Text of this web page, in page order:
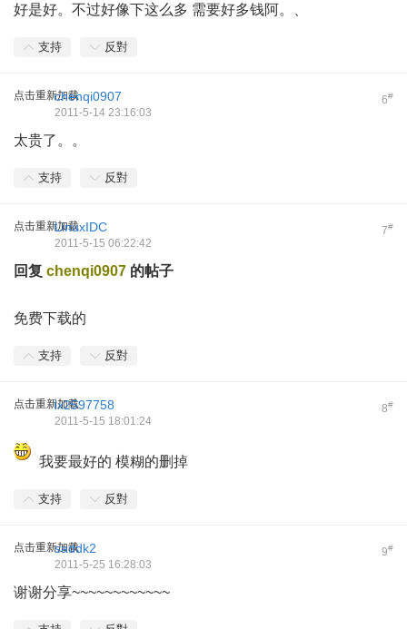
好是好。不过好像下这么多 需要好多钱阿。、
支持 反對
点击重新加载 6#
chenqi0907
2011-5-14 23:16:03
太贵了。。
支持 反對
点击重新加载 7#
LinuxIDC
2011-5-15 06:22:42
回复 chenqi0907 的帖子
免费下载的
支持 反對
点击重新加载 8#
lx2597758
2011-5-15 18:01:24
我要最好的 模糊的删掉
支持 反對
点击重新加载 9#
saddk2
2011-5-25 16:28:03
谢谢分享~~~~~~~~~~~~